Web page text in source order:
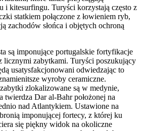
i kitesurfingu. Turyści korzystają często z
statkiem połączone z łowieniem ryb,
zachodów słońca i objętych ochroną
są imponujące portugalskie fortyfikacje
licznymi zabytkami. Turyści poszukujący
usatysfakcjonowani odwiedzając to
wyroby ceramiczne.
zlokalizowane są w medynie,
twierdza Dar al-Bahr położonej na
nad Atlantykiem. Ustawione na
imponującej fortecy, z której ku
się piękny widok na okoliczne